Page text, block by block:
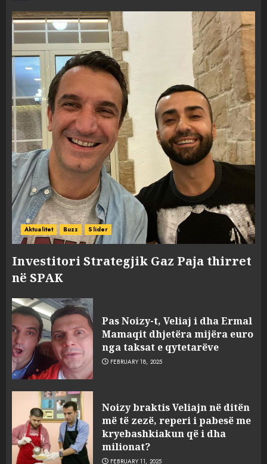
Aktualitet Buzz Slider
Investitori Strategjik Gaz Paja thirret
në SPAK
Pas Noizy-t, Veliaj i dha Ermal
Mamaqit dhjetëra mijëra euro
nga taksat e qytetarëve
FEBRUARY 18, 2025
Noizy braktis Veliajn në ditën
më të zezë, reperi i pabesë me
kryebashkiakun që i dha
milionat?
FEBRUARY 11, 2025
3
FOTO/ Persona të maskuar
sulmuan “One Albania”,
ngjarja u fsheh. A u vodhën
serverat?
MARCH 25, 2025
4
Prokuroria jep pretencën, ja
çfarë dënimi kërkon për
Mariela dhe Antonela
MARCH 25, 2025
5
ngjau me Talo Çelën”,
dëshmia e Nuredin Dumanit
flet për PERSONAT që e
plagosën!
1
drejtorin Skerdi Drenova dhe
“bosen” Joana Nano për
abuzim me fondet publike dhe
pasuri të pajustifikuar